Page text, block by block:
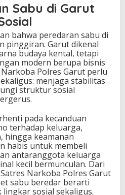
Sabu di Garut
bahwa peredaran sabu di
pinggiran. Garut dikenal
budaya kental, tetapi
modern berupa bisnis
Polres Garut perlu
menjaga stabilitas
struktur sosial
pada kecanduan
terhadap keluarga,
hingga keamanan
habis untuk membeli
antaranggota keluarga
kecil bermunculan. Dari
Narkoba Polres Garut
sabu beredar berarti
sosial sekaligus.